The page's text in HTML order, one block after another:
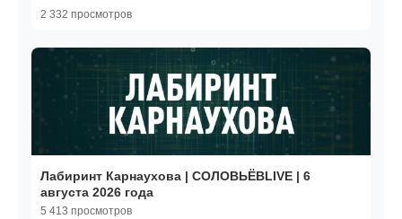
2 332 просмотров
Лабиринт Карнаухова | СОЛОВЬЁВLIVE | 6
августа 2026 года
5 413 просмотров